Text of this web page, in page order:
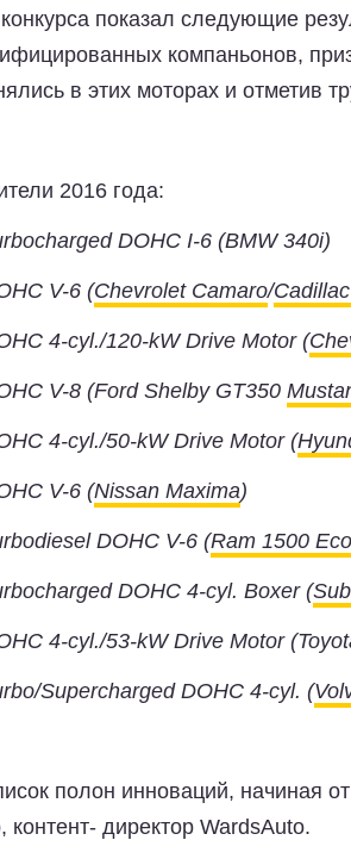
показал следующие
компаньонов,
в этих моторах и отметив
2016 года:
DOHC I-6 (BMW 340i)
V-6 (Chevrolet Camaro/
4-cyl./120-kW Drive Motor (
V-8 (Ford Shelby GT350
4-cyl./50-kW Drive Motor (
V-6 (Nissan Maxima)
DOHC V-6 (Ram 1500
DOHC 4-cyl. Boxer (
4-cyl./53-kW Drive Motor
Supercharged DOHC 4-cyl. (
полон инноваций, начиная
контент- директор WardsAuto.